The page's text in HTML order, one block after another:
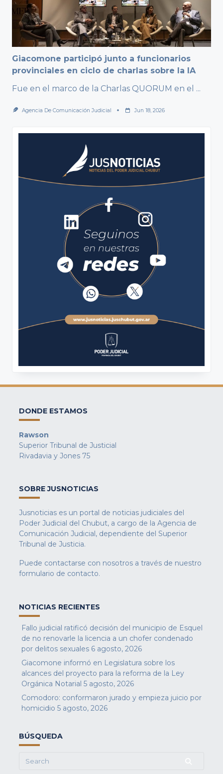
Giacomone participó junto a funcionarios
provinciales en ciclo de charlas sobre la IA
Fue en el marco de la Charlas QUORUM en el ...
Agencia De Comunicación Judicial Jun 18, 2026
DONDE ESTAMOS
Rawson
Superior Tribunal de Justicial
Rivadavia y Jones 75
SOBRE JUSNOTICIAS
Jusnoticias es un portal de noticias judiciales del
Poder Judicial del Chubut, a cargo de la Agencia de
Comunicación Judicial, dependiente del Superior
Tribunal de Justicia.
Puede contactarse con nosotros a través de nuestro
formulario de contacto.
NOTICIAS RECIENTES
Fallo judicial ratificó decisión del municipio de Esquel
de no renovarle la licencia a un chofer condenado
por delitos sexuales 6 agosto, 2026
Giacomone informó en Legislatura sobre los
alcances del proyecto para la reforma de la Ley
Orgánica Notarial 5 agosto, 2026
Comodoro: conformaron jurado y empieza juicio por
homicidio 5 agosto, 2026
BÚSQUEDA
Search